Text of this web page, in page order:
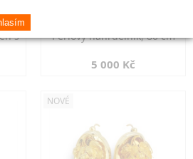
s
Perlový náhrdelník, 80 cm
5 000 Kč
NOVÉ